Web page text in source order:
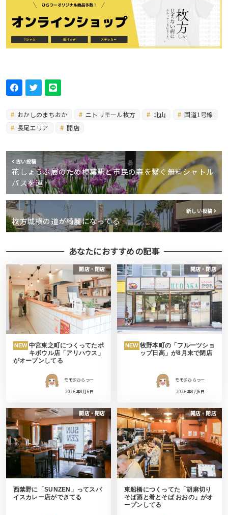
おかしのまちおか ニトリモール枚方 北山
国道1号線
長尾エリア
開店
古い投稿
花しょうぶ展のため樟葉駅と市民の森を繋ぐ無料シャトル
バスを運…
新しい投稿
枚方城横の道が綺麗になってる
あなたにおすすめの記事
開店・閉店
NEW 中宮東之町につくってたポ
キボウル店「アリハウス」
がオープンしてる
モモ＠ひらつー
2026年8月6日
開店・閉店
NEW 牧野本町の「フルーツショ
ップ日高」が8月末で閉店
モモ＠ひらつー
2026年8月6日
開店・閉店
西禁野に「SUNZEN」ってスパ
イスカレー店ができてる
開店・閉店
東船橋につくってた「胡麻切り
そば酒と肴とそば おおの」がオ
ープンしてる